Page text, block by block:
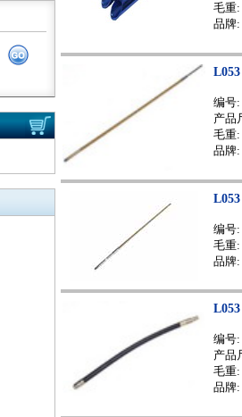
毛重:
品牌:
编号:
产品
毛重:
品牌:
编号:
毛重:
品牌:
编号:
产品
毛重:
品牌: